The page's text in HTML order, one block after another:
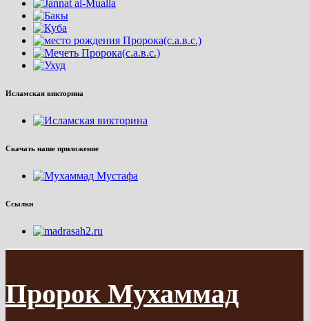
Исламская викторина
Скачать наше приложение
Ссылки
Пророк Мухаммад